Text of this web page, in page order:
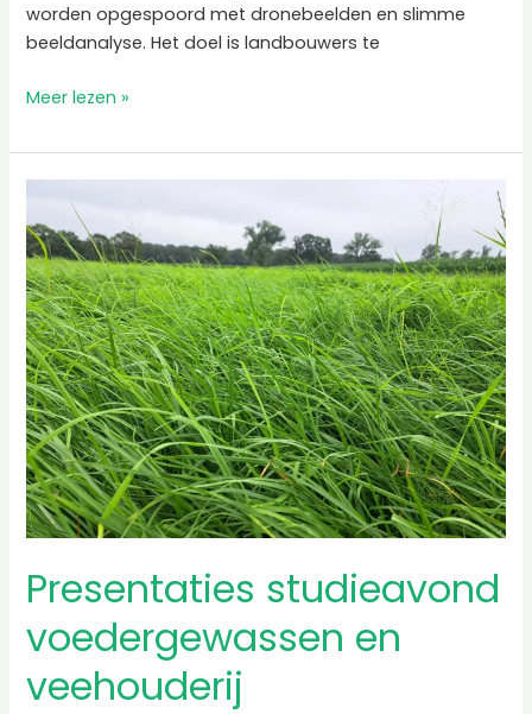
worden opgespoord met dronebeelden en slimme
beeldanalyse. Het doel is landbouwers te
Meer lezen »
Presentaties studieavond
voedergewassen en
veehouderij
studieavond
voedergewassen
en
veehouderij